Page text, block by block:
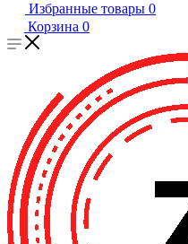
Избранные товары 0
Корзина 0